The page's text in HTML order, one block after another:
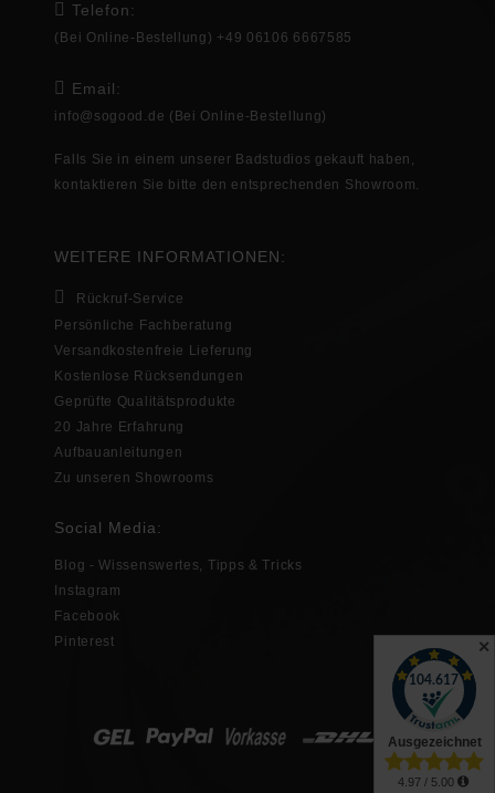
✕
Telefon:
(Bei Online-Bestellung) +49 06106 6667585
Email:
info@sogood.de (Bei Online-Bestellung)
Falls Sie in einem unserer Badstudios gekauft haben,
kontaktieren Sie bitte den entsprechenden Showroom.
WEITERE INFORMATIONEN:
Rückruf-Service
Persönliche Fachberatung
Versandkostenfreie Lieferung
Kostenlose Rücksendungen
Geprüfte Qualitätsprodukte
20 Jahre Erfahrung
Aufbauanleitungen
Zu unseren Showrooms
Social Media:
Blog - Wissenswertes, Tipps & Tricks
Instagram
Facebook
Pinterest